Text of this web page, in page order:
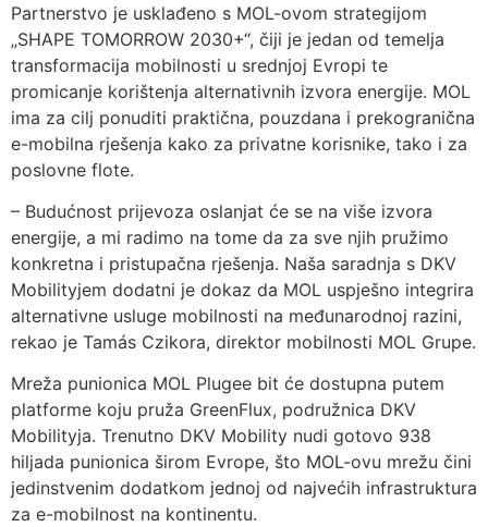
Partnerstvo je usklađeno s MOL-ovom strategijom
„SHAPE TOMORROW 2030+“, čiji je jedan od temelja
transformacija mobilnosti u srednjoj Evropi te
promicanje korištenja alternativnih izvora energije. MOL
ima za cilj ponuditi praktična, pouzdana i prekogranična
e-mobilna rješenja kako za privatne korisnike, tako i za
poslovne flote.
– Budućnost prijevoza oslanjat će se na više izvora
energije, a mi radimo na tome da za sve njih pružimo
konkretna i pristupačna rješenja. Naša saradnja s DKV
Mobilityjem dodatni je dokaz da MOL uspješno integrira
alternativne usluge mobilnosti na međunarodnoj razini,
rekao je Tamás Czikora, direktor mobilnosti MOL Grupe.
Mreža punionica MOL Plugee bit će dostupna putem
platforme koju pruža GreenFlux, podružnica DKV
Mobilityja. Trenutno DKV Mobility nudi gotovo 938
hiljada punionica širom Evrope, što MOL-ovu mrežu čini
jedinstvenim dodatkom jednoj od najvećih infrastruktura
za e-mobilnost na kontinentu.